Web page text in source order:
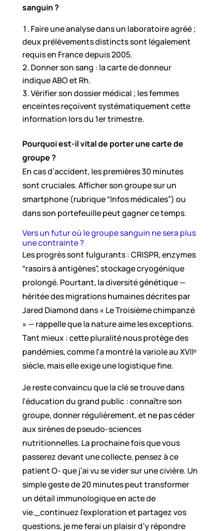
sanguin ?
Faire une analyse dans un laboratoire agréé ;
deux prélèvements distincts sont légalement
requis en France depuis 2005.
Donner son sang : la carte de donneur
indique ABO et Rh.
Vérifier son dossier médical ; les femmes
enceintes reçoivent systématiquement cette
information lors du 1er trimestre.
Pourquoi est-il vital de porter une carte de
groupe ?
En cas d’accident, les premières 30 minutes
sont cruciales. Afficher son groupe sur un
smartphone (rubrique “Infos médicales”) ou
dans son portefeuille peut gagner ce temps.
Vers un futur où le groupe sanguin ne sera plus
une contrainte ?
Les progrès sont fulgurants : CRISPR, enzymes
“rasoirs à antigènes”, stockage cryogénique
prolongé. Pourtant, la diversité génétique —
héritée des migrations humaines décrites par
Jared Diamond dans « Le Troisième chimpanzé
» — rappelle que la nature aime les exceptions.
Tant mieux : cette pluralité nous protège des
pandémies, comme l’a montré la variole au XVIIᵉ
siècle, mais elle exige une logistique fine.
Je reste convaincu que la clé se trouve dans
l’éducation du grand public : connaître son
groupe, donner régulièrement, et ne pas céder
aux sirènes de pseudo-sciences
nutritionnelles. La prochaine fois que vous
passerez devant une collecte, pensez à ce
patient O- que j’ai vu se vider sur une civière. Un
simple geste de 20 minutes peut transformer
un détail immunologique en acte de
vie._continuez l’exploration et partagez vos
questions, je me ferai un plaisir d’y répondre